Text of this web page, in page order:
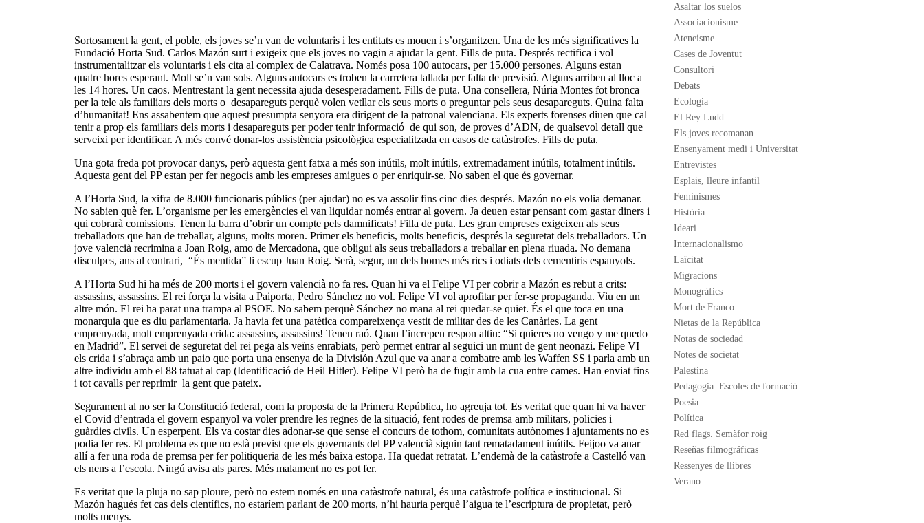
Sortosament la gent, el poble, els joves se’n van de voluntaris i les entitats es mouen i s’organitzen. Una de les més significatives la
Fundació Horta Sud. Carlos Mazón surt i exigeix que els joves no vagin a ajudar la gent. Fills de puta. Després rectifica i vol
instrumentalitzar els voluntaris i els cita al complex de Calatrava. Només posa 100 autocars, per 15.000 persones. Alguns estan
quatre hores esperant. Molt se’n van sols. Alguns autocars es troben la carretera tallada per falta de previsió. Alguns arriben al lloc a
les 14 hores. Un caos. Mentrestant la gent necessita ajuda desesperadament. Fills de puta. Una consellera, Núria Montes fot bronca
per la tele als familiars dels morts o desapareguts perquè volen vetllar els seus morts o preguntar pels seus desapareguts. Quina falta
d’humanitat! Ens assabentem que aquest presumpta senyora era dirigent de la patronal valenciana. Els experts forenses diuen que cal
tenir a prop els familiars dels morts i desapareguts per poder tenir informació de qui son, de proves d’ADN, de qualsevol detall que
serveixi per identificar. A més convé donar-los assistència psicològica especialitzada en casos de catàstrofes. Fills de puta.
Una gota freda pot provocar danys, però aquesta gent fatxa a més son inútils, molt inútils, extremadament inútils, totalment inútils.
Aquesta gent del PP estan per fer negocis amb les empreses amigues o per enriquir-se. No saben el que és governar.
A l’Horta Sud, la xifra de 8.000 funcionaris públics (per ajudar) no es va assolir fins cinc dies després. Mazón no els volia demanar.
No sabien què fer. L’organisme per les emergències el van liquidar només entrar al govern. Ja deuen estar pensant com gastar diners i
qui cobrarà comissions. Tenen la barra d’obrir un compte pels damnificats! Filla de puta. Les gran empreses exigeixen als seus
treballadors que han de treballar, alguns, molts moren. Primer els beneficis, molts beneficis, després la seguretat dels treballadors. Un
jove valencià recrimina a Joan Roig, amo de Mercadona, que obligui als seus treballadors a treballar en plena riuada. No demana
disculpes, ans al contrari, “És mentida” li escup Juan Roig. Serà, segur, un dels homes més rics i odiats dels cementiris espanyols.
A l’Horta Sud hi ha més de 200 morts i el govern valencià no fa res. Quan hi va el Felipe VI per cobrir a Mazón es rebut a crits:
assassins, assassins. El rei força la visita a Paiporta, Pedro Sánchez no vol. Felipe VI vol aprofitar per fer-se propaganda. Viu en un
altre món. El rei ha parat una trampa al PSOE. No sabem perquè Sánchez no mana al rei quedar-se quiet. És el que toca en una
monarquia que es diu parlamentaria. Ja havia fet una patètica compareixença vestit de militar des de les Canàries. La gent
emprenyada, molt emprenyada crida: assassins, assassins! Tenen raó. Quan l’increpen respon altiu: “Si quieres no vengo y me quedo
en Madrid”. El servei de seguretat del rei pega als veïns enrabiats, però permet entrar al seguici un munt de gent neonazi. Felipe VI
els crida i s’abraça amb un paio que porta una ensenya de la División Azul que va anar a combatre amb les Waffen SS i parla amb un
altre individu amb el 88 tatuat al cap (Identificació de Heil Hitler). Felipe VI però ha de fugir amb la cua entre cames. Han enviat fins
i tot cavalls per reprimir la gent que pateix.
Segurament al no ser la Constitució federal, com la proposta de la Primera República, ho agreuja tot. Es veritat que quan hi va haver
el Covid d’entrada el govern espanyol va voler prendre les regnes de la situació, fent rodes de premsa amb militars, policies i
guàrdies civils. Un esperpent. Els va costar dies adonar-se que sense el concurs de tothom, comunitats autònomes i ajuntaments no es
podia fer res. El problema es que no està previst que els governants del PP valencià siguin tant rematadament inútils. Feijoo va anar
allí a fer una roda de premsa per fer politiqueria de les més baixa estopa. Ha quedat retratat. L’endemà de la catàstrofe a Castelló van
els nens a l’escola. Ningú avisa als pares. Més malament no es pot fer.
Es veritat que la pluja no sap ploure, però no estem només en una catàstrofe natural, és una catàstrofe política e institucional. Si
Mazón hagués fet cas dels científics, no estaríem parlant de 200 morts, n’hi hauria perquè l’aigua te l’escriptura de propietat, però
molts menys.
Asaltar los suelos
Associacionisme
Ateneisme
Cases de Joventut
Consultori
Debats
Ecologia
El Rey Ludd
Els joves recomanan
Ensenyament medi i Universitat
Entrevistes
Esplais, lleure infantil
Feminismes
Història
Ideari
Internacionalismo
Laïcitat
Migracions
Monogràfics
Mort de Franco
Nietas de la República
Notas de sociedad
Notes de societat
Palestina
Pedagogia. Escoles de formació
Poesia
Política
Red flags. Semàfor roig
Reseñas filmográficas
Ressenyes de llibres
Verano